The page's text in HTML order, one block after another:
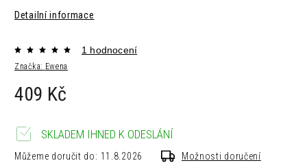
Detailní informace
Značka: Ewena
1 hodnocení
409 Kč
SKLADEM IHNED K ODESLÁNÍ
Můžeme doručit do: 11.8.2026 Možnosti doručení